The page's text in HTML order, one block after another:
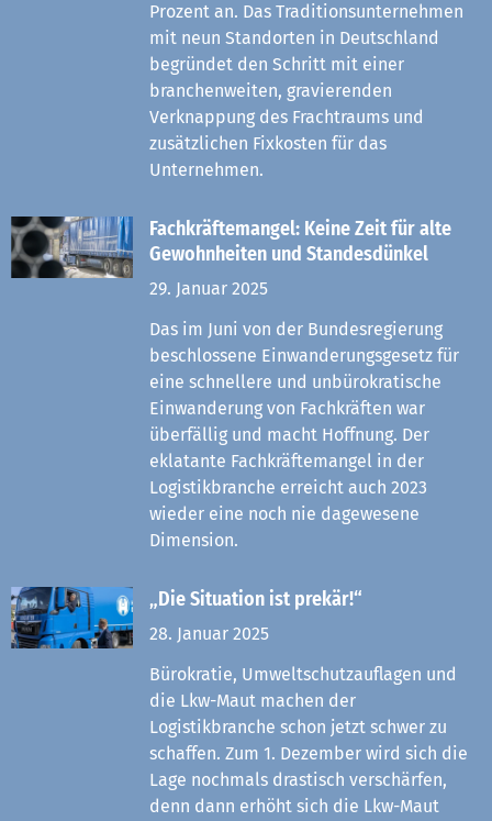
Prozent an. Das Traditionsunternehmen
mit neun Standorten in Deutschland
begründet den Schritt mit einer
branchenweiten, gravierenden
Verknappung des Frachtraums und
zusätzlichen Fixkosten für das
Unternehmen.
Fachkräftemangel: Keine Zeit für alte
Gewohnheiten und Standesdünkel
29. Januar 2025
Das im Juni von der Bundesregierung
beschlossene Einwanderungsgesetz für
eine schnellere und unbürokratische
Einwanderung von Fachkräften war
überfällig und macht Hoffnung. Der
eklatante Fachkräftemangel in der
Logistikbranche erreicht auch 2023
wieder eine noch nie dagewesene
Dimension.
„Die Situation ist prekär!“
28. Januar 2025
Bürokratie, Umweltschutzauflagen und
die Lkw-Maut machen der
Logistikbranche schon jetzt schwer zu
schaffen. Zum 1. Dezember wird sich die
Lage nochmals drastisch verschärfen,
denn dann erhöht sich die Lkw-Maut